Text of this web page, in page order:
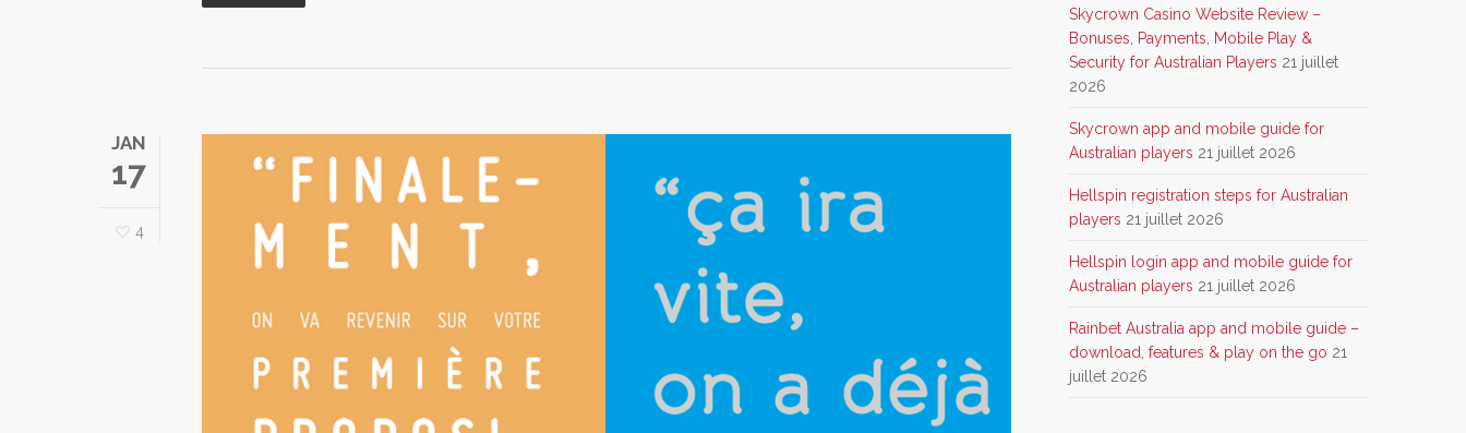
JAN
17
4
Skycrown Casino Website Review –
Bonuses, Payments, Mobile Play &
Security for Australian Players 21 juillet
2026
Skycrown app and mobile guide for
Australian players 21 juillet 2026
Hellspin registration steps for Australian
players 21 juillet 2026
Hellspin login app and mobile guide for
Australian players 21 juillet 2026
Rainbet Australia app and mobile guide –
download, features & play on the go 21
juillet 2026